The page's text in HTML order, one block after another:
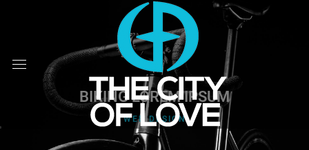
BIKING LOREM IPSUM
WEB DESIGN